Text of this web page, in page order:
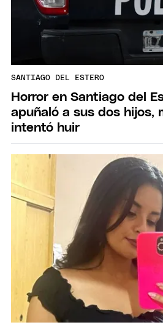
SANTIAGO DEL ESTERO
Horror en Santiago del
apuñaló a sus dos hijos,
intentó huir